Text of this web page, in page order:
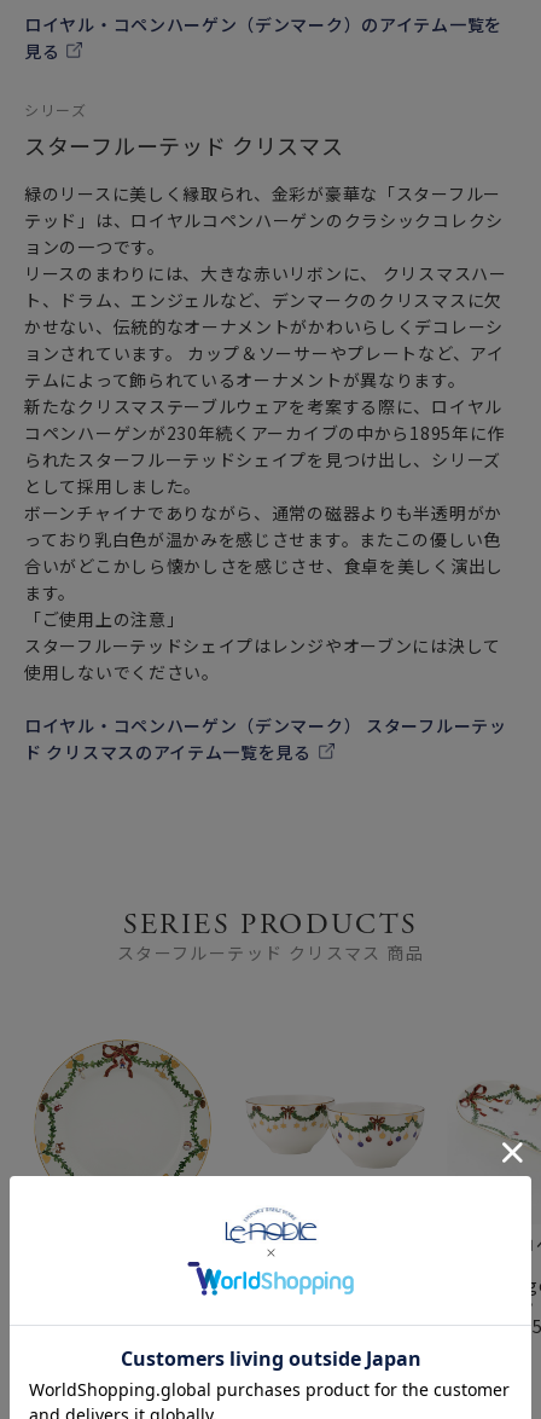
ロイヤル・コペンハーゲン（デンマーク）のアイテム一覧を
見る
シリーズ
スターフルーテッド クリスマス
緑のリースに美しく縁取られ、金彩が豪華な「スターフルー
テッド」は、ロイヤルコペンハーゲンのクラシックコレクシ
ョンの一つです。
リースのまわりには、大きな赤いリボンに、 クリスマスハー
ト、ドラム、エンジェルなど、デンマークのクリスマスに欠
かせない、伝統的なオーナメントがかわいらしくデコレーシ
ョンされています。 カップ＆ソーサーやプレートなど、アイ
テムによって飾られているオーナメントが異なります。
新たなクリスマステーブルウェアを考案する際に、ロイヤル
コペンハーゲンが230年続くアーカイブの中から1895年に作
られたスターフルーテッドシェイプを見つけ出し、シリーズ
として採用しました。
ボーンチャイナでありながら、通常の磁器よりも半透明がか
っており乳白色が温かみを感じさせます。またこの優しい色
合いがどこかしら懐かしさを感じさせ、食卓を美しく演出し
ます。
「ご使用上の注意」
スターフルーテッドシェイプはレンジやオーブンには決して
使用しないでください。
ロイヤル・コペンハーゲン（デンマーク） スターフルーテッ
ド クリスマスのアイテム一覧を見る
SERIES PRODUCTS
スターフルーテッド クリスマス 商品
Copenhagen） スター
27cm 2503627／
ロイヤルコペンハーゲン
（Royal
Copenhagen） スター
ア 2503040／1017437
ロイヤル
フルーテ
ュ 39cm